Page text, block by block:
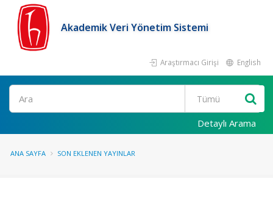
Akademik Veri Yönetim Sistemi
Araştırmacı Girişi English
Ara
Detaylı Arama
ANA SAYFA SON EKLENEN YAYINLAR